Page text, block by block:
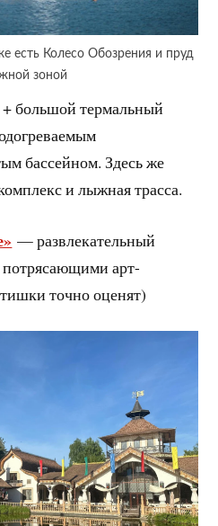
Колесо Обозрения и пруд
зоной
большой термальный
бассейном. Здесь же
и лыжная трасса.
— развлекательный
потрясающими арт-
точно оценят)